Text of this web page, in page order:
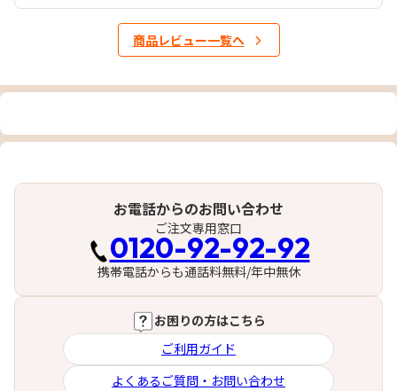
商品レビュー一覧へ
お電話からのお問い合わせ
ご注文専用窓口
0120-92-92-92
携帯電話からも通話料無料/年中無休
お困りの方はこちら
ご利用ガイド
よくあるご質問・お問い合わせ